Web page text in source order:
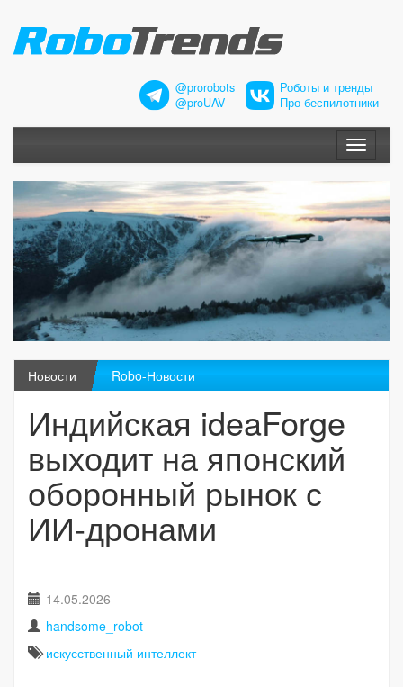
@prorobots
@proUAV
Роботы и тренды
Про беспилотники
Меню
Новости Robo-Новости
Индийская ideaForge
выходит на японский
оборонный рынок с
ИИ-дронами
14.05.2026
handsome_robot
искусственный интеллект